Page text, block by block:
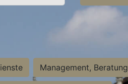
Management, Beratung